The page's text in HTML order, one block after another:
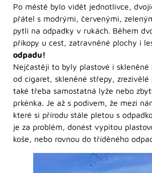
Po městě bylo vidět jednotlivce,
přátel s modrými, červenými,
pytli na odpadky v rukách. Během
příkopy u cest, zatravněné plochy i
odpadu!
Nejčastěji to byly plastové i skleněné
od cigaret, skleněné střepy, zrezivělé
také třeba samostatná lyže nebo
prkénka. Je až s podivem, že mezi
které si přírodu stále pletou s
je za problém, donést vypitou
koše, nebo rovnou do tříděného